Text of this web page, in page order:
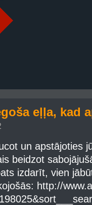
eļļa, kad
un apstājoties
beidzot
izdarīt, vien
http://